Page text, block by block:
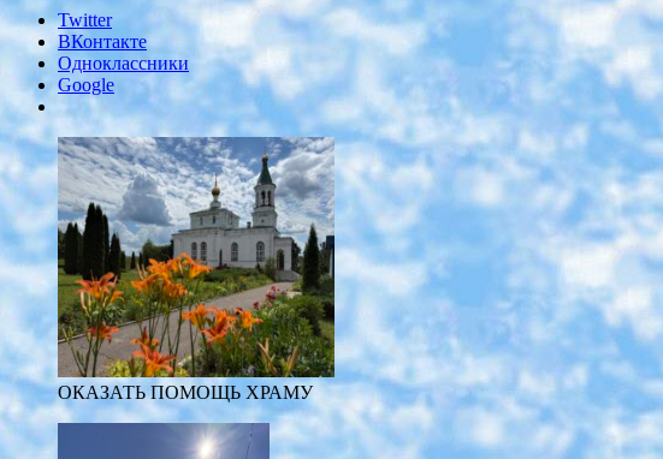
Twitter
ВКонтакте
Одноклассники
Google
ОКАЗАТЬ ПОМОЩЬ ХРАМУ